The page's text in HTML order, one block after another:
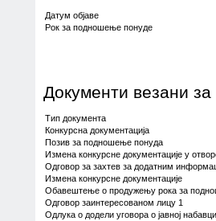
Датум објаве
Рок за подношење понуде
Документи везани за
Тип документа
Конкурсна документација
Позив за подношење понуда
Измена конкурсне документације у
Одговор за захтев за додатним
Измена конкурсне документације
Обавештење о продужењу рока за
Одговор заинтересованом лицу 1
Одлука о додели уговора о јавној набавци